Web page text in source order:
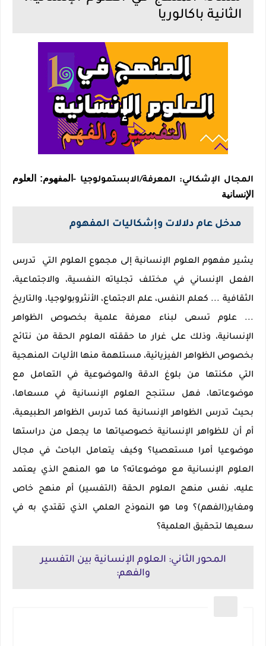
الثانية باكالوريا
المجال الإشكالي: المعرفة/الابستمولوجيا -المفهوم: العلوم
الإنسانية
مدخل عام دلالات وإشكاليات المفهوم
يشير مفهوم العلوم الإنسانية إلى مجموع العلوم التي تدرس
الفعل الإنساني في مختلف تجلياته النفسية، والاجتماعية،
الثقافية ... كعلم النفس، علم الاجتماع، الأنثروبولوجيا، والتاريخ
... علوم تسعى لبناء معرفة علمية بخصوص الظواهر
الإنسانية، وذلك على غرار ما حققته العلوم الحقة من نتائج
بخصوص الظواهر الفيزيائية، مستلهمة منها الأليات المنهجية
التي مكنتها من بلوغ الدقة والموضوعية في التعامل مع
موضوعاتها، فهل ستنجح العلوم الإنسانية في مسعاها،
بحيث تدرس الظواهر الإنسانية كما تدرس الظواهر الطبيعية،
أم أن للظواهر الإنسانية خصوصياتها ما يجعل من دراستها
موضوعيا أمرا مستعصيا؟ وكيف يتعامل الباحث في مجال
العلوم الإنسانية مع موضوعاته؟ ما هو المنهج الذي يعتمد
عليه، نفس منهج العلوم الحقة (التفسير) أم منهج خاص
ومغاير(الفهم)؟ وما هو النموذج العلمي الذي تقتدي به في
سعيها لتحقيق العلمية؟
المحور الثاني: العلوم الإنسانية بين التفسير
والفهم: